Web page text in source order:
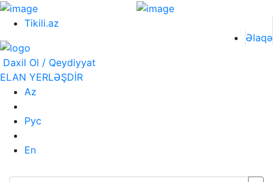
Tikili.az
Əlaqə
Daxil Ol / Qeydiyyat
ELAN YERLƏŞDİR
Az
Рус
En